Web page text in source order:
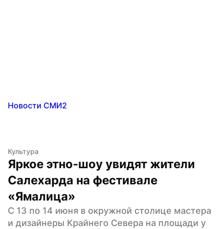
Новости СМИ2
Культура
Яркое этно-шоу увидят жители
Салехарда на фестивале
«Ямалица»
С 13 по 14 июня в окружной столице мастера
и дизайнеры Крайнего Севера на площади у